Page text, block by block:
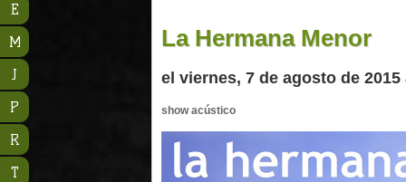
La Hermana Menor
el viernes, 7 de agosto de
show acústico
E
M
J
P
R
T